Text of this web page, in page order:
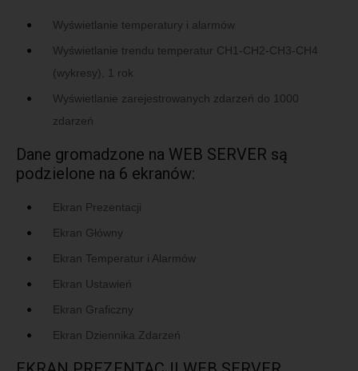
Wyświetlanie temperatury i alarmów
Wyświetlanie trendu temperatur CH1-CH2-CH3-CH4
(wykresy), 1 rok
Wyświetlanie zarejestrowanych zdarzeń do 1000
zdarzeń
Dane gromadzone na WEB SERVER są
podzielone na 6 ekranów:
Ekran Prezentacji
Ekran Główny
Ekran Temperatur i Alarmów
Ekran Ustawień
Ekran Graficzny
Ekran Dziennika Zdarzeń